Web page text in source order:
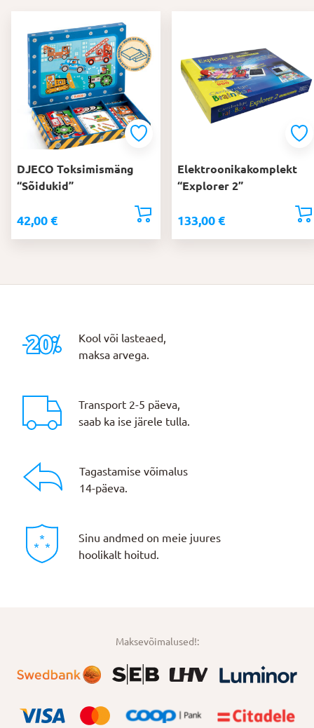
DJECO Toksimismäng
“Sõidukid”
42,00 €
Elektroonikakomplekt
“Explorer 2”
133,00 €
Kool või lasteaed,
maksa arvega.
Transport 2-5 päeva,
saab ka ise järele tulla.
Tagastamise võimalus
14-päeva.
Sinu andmed on meie juures
hoolikalt hoitud.
Maksevõimalused!: